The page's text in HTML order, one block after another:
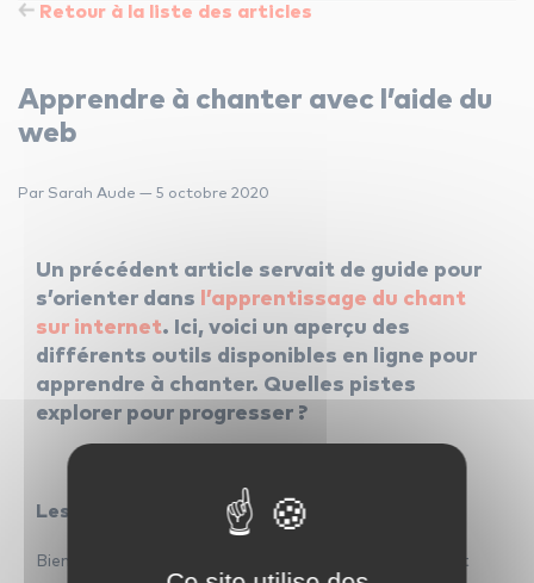
Retour à la liste des articles
Apprendre à chanter avec l’aide du
web
Par Sarah Aude — 5 octobre 2020
Un précédent article servait de guide pour
s’orienter dans l’apprentissage du chant
sur internet. Ici, voici un aperçu des
différents outils disponibles en ligne pour
apprendre à chanter. Quelles pistes
explorer pour progresser ?
Les bandes-son d’échauffements
Bien que parfois un peu mécaniques et ne respectant